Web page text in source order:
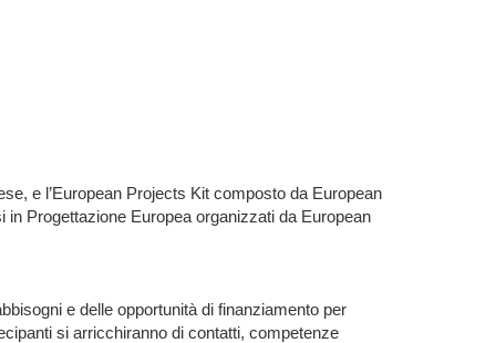
e l’European Projects Kit composto da European
Progettazione Europea organizzati da European
e delle opportunità di finanziamento per
si arricchiranno di contatti, competenze